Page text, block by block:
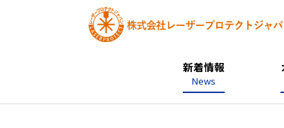
新着情報
News